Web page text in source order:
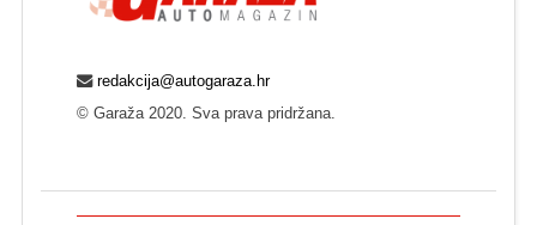
redakcija@autogaraza.hr
© Garaža 2020. Sva prava pridržana.